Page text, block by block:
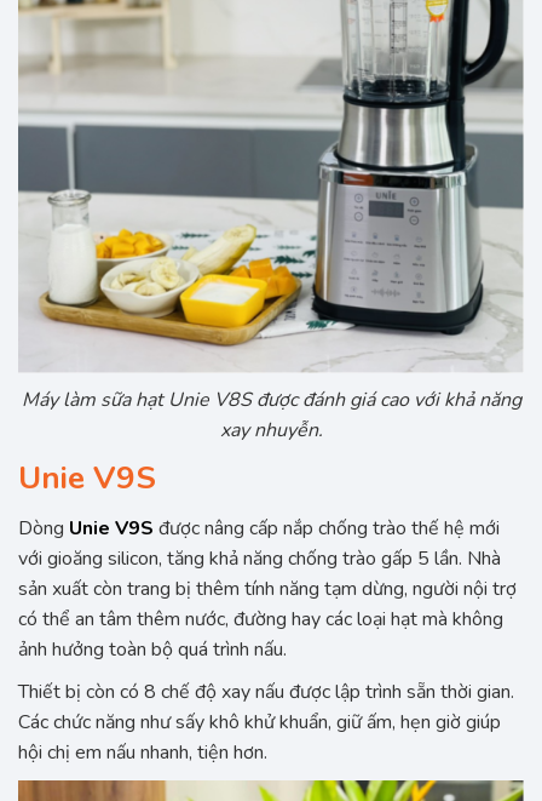
Máy làm sữa hạt Unie V8S được đánh giá cao với khả năng
xay nhuyễn.
Unie V9S
Dòng Unie V9S được nâng cấp nắp chống trào thế hệ mới
với gioăng silicon, tăng khả năng chống trào gấp 5 lần. Nhà
sản xuất còn trang bị thêm tính năng tạm dừng, người nội trợ
có thể an tâm thêm nước, đường hay các loại hạt mà không
ảnh hưởng toàn bộ quá trình nấu.
Thiết bị còn có 8 chế độ xay nấu được lập trình sẵn thời gian.
Các chức năng như sấy khô khử khuẩn, giữ ấm, hẹn giờ giúp
hội chị em nấu nhanh, tiện hơn.